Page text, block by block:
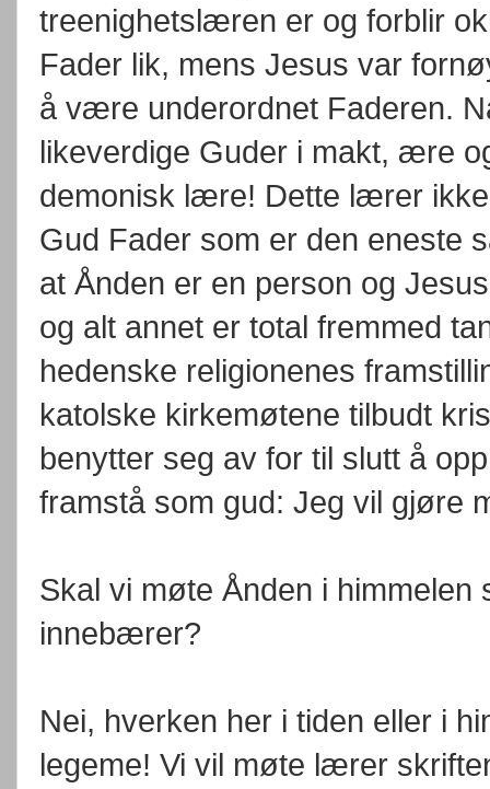
treenighetslæren er og forblir
Fader lik, mens Jesus var
å være underordnet Faderen.
likeverdige Guder i makt, ære
demonisk lære! Dette lærer
Gud Fader som er den eneste
at Ånden er en person og
og alt annet er total fremmed
hedenske religionenes
katolske kirkemøtene tilbudt
benytter seg av for til slutt å
framstå som gud: Jeg vil gjøre
Skal vi møte Ånden i
innebærer?
Nei, hverken her i tiden eller i
legeme! Vi vil møte lærer